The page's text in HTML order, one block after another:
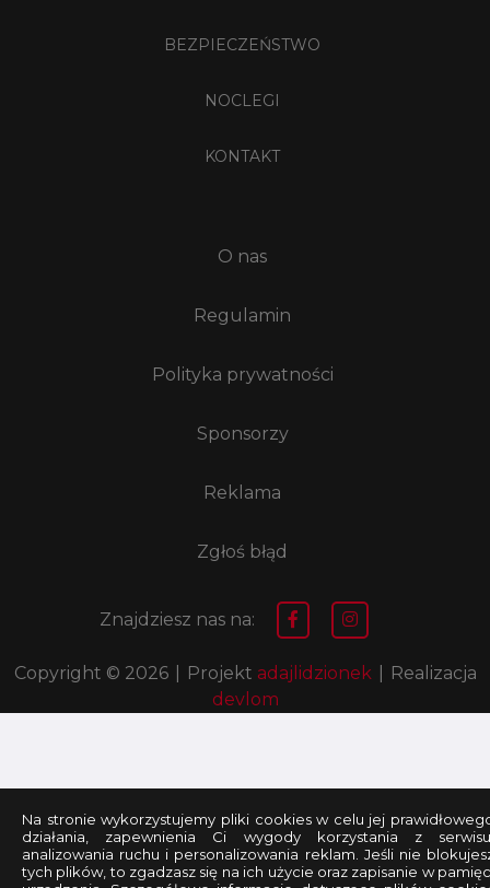
BEZPIECZEŃSTWO
NOCLEGI
KONTAKT
O nas
Regulamin
Polityka prywatności
Sponsorzy
Reklama
Zgłoś błąd
Znajdziesz nas na:
Copyright © 2026 Projekt adajlidzionek
Realizacja
devlom
Na stronie wykorzystujemy pliki cookies w celu jej
działania, zapewnienia Ci wygody korzystania z
analizowania ruchu i personalizowania reklam. Jeśli nie
tych plików, to zgadzasz się na ich użycie oraz zapisanie w